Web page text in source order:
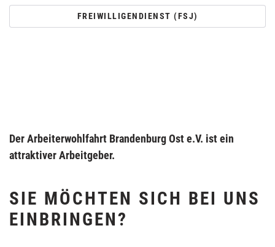
FREIWILLIGENDIENST (FSJ)
Der Arbeiterwohlfahrt Brandenburg Ost e.V. ist ein
attraktiver Arbeitgeber.
SIE MÖCHTEN SICH BEI UNS
EINBRINGEN?